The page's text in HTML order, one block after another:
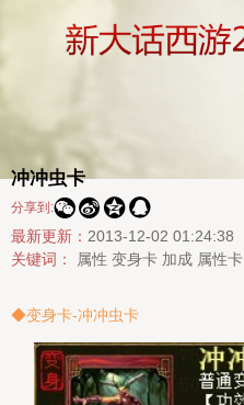
冲冲虫卡
分享到: 
最新更新： 2013-12-02 01:24:38
关键词：
属性 变身卡 加成 属性卡
◆变身卡-冲冲虫卡